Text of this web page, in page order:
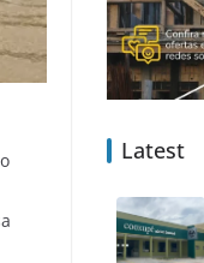
Latest